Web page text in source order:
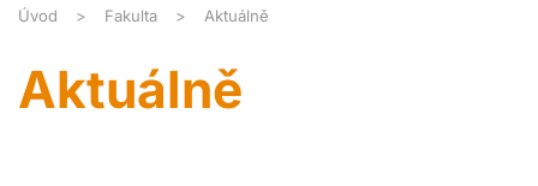
Úvod Fakulta Aktuálně
Aktuálně